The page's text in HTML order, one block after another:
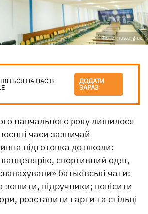
Фото: nus.org.ua
НА НАС В ДОДАТИ
ЗАРАЗ
навчального рокулишилося
часи зазвичай
підготовка до школи:
спортивний одяг,
батьківські чати:
зошити, підручники; повісити
розставити парти та стільці